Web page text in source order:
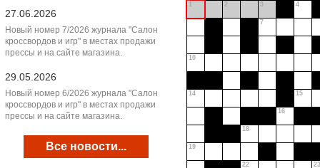
27.06.2026
Новый номер 7/2026 журнала "Салон
кроссвордов и игр" в местах продажи
прессы и на сайте магазина.
29.05.2026
Новый номер 6/2026 журнала "Салон
кроссвордов и игр" в местах продажи
прессы и на сайте магазина.
Все новости...
1 2 3 4
7
10
14 15
16
18
19
22 23